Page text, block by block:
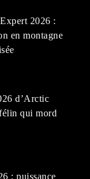
2026 :
en montagne
d’Arctic
qui mord
: puissance